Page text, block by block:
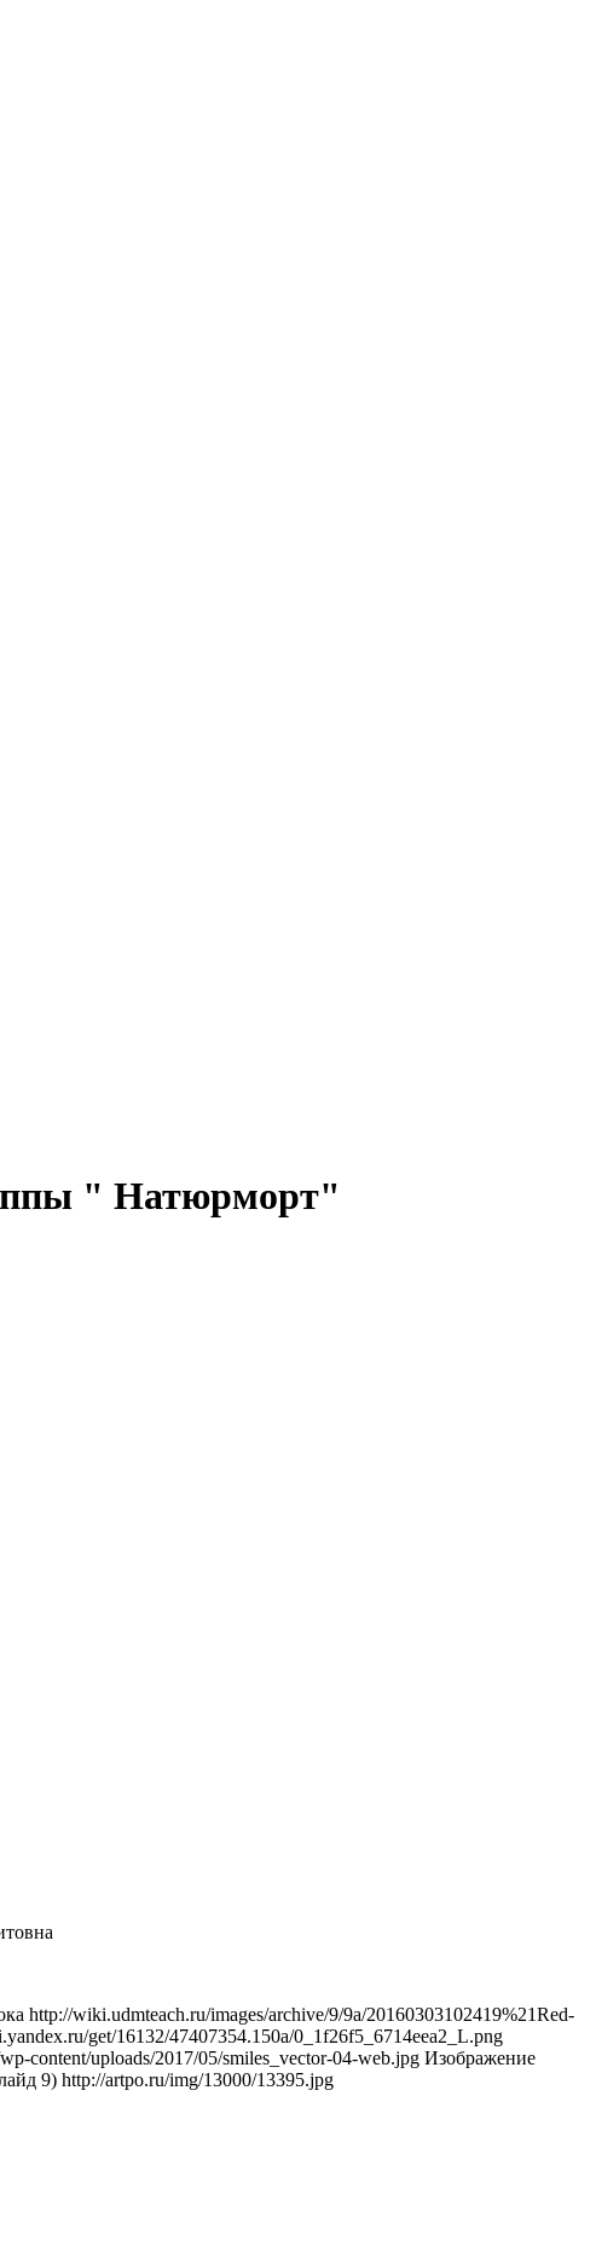
" Натюрморт"
http://wiki.udmteach.ru/images/archive/9/9a/20160303102419%21Red-
get/16132/47407354.150a/0_1f26f5_6714eea2_L.png
content/uploads/2017/05/smiles_vector-04-web.jpg Изображение
9) http://artpo.ru/img/13000/13395.jpg